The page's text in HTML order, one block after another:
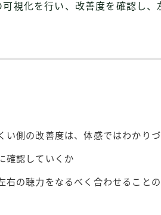
視化を行い、改善度を確認し
い側の改善度は、体感ではわかり
確認していくか
右の聴力をなるべく合わせること